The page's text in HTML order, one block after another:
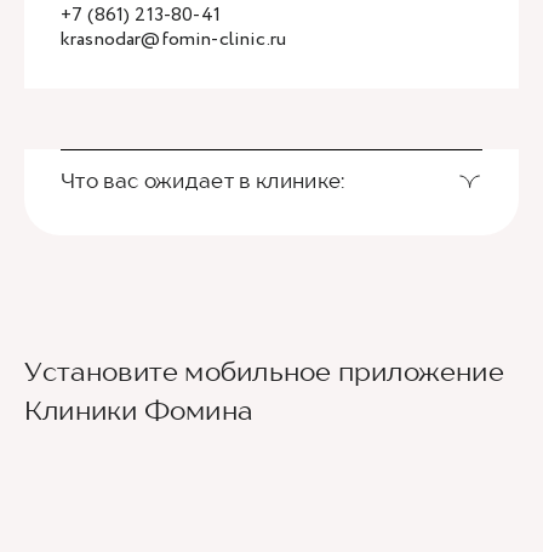
krasnodar@fomin-clinic.ru
+7 (861) 213-80-41
Что вас ожидает в клинике:
Ведущие врачи региона
Установите мобильное приложение
Клиники Фомина